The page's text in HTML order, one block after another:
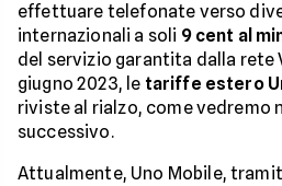
effettuare telefonate verso
internazionali a soli 9 cent al
del servizio garantita dalla rete
giugno 2023, le tariffe estero
riviste al rialzo, come vedremo
successivo.
Attualmente, Uno Mobile,